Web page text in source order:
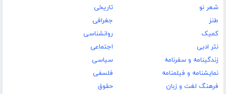
شعر نو
طنز
کمیک
نثر ادبی
زندگینامه و سفرنامه
نمایشنامه و فیلمنامه
فرهنگ لغت و زبان
تاریخی
جغرافی
روانشناسی
اجتماعی
سیاسی
فلسفی
حقوق